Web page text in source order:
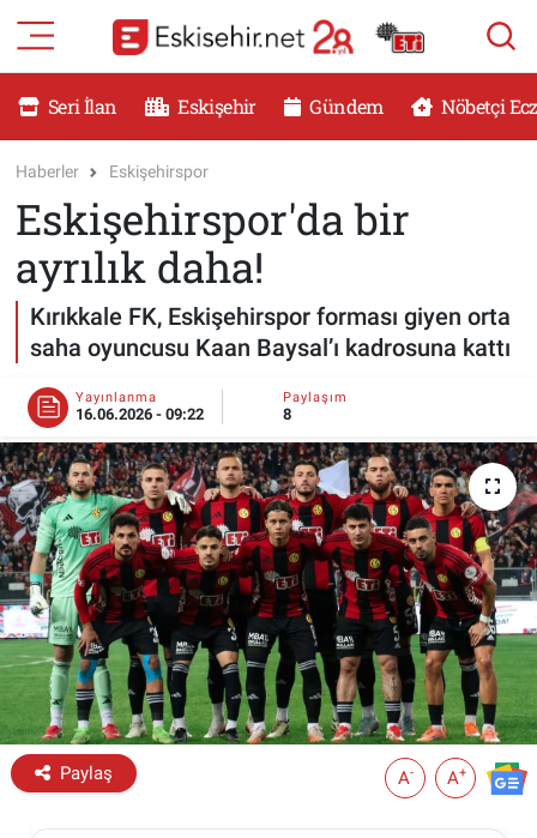
Seri İlan Eskişehir Gündem Nöbetçi
Haberler Eskişehirspor
Eskişehirspor'da bir
ayrılık daha!
Kırıkkale FK, Eskişehirspor forması giyen orta
saha oyuncusu Kaan Baysal’ı kadrosuna kattı
Yayınlanma
16.06.2026 - 09:22
Paylaşım
8
Paylaş A- A+
RESMİ İLANLAR
DÜNYA
SAĞLIK
MAGAZİN
KADIN
TEKNOLOJİ
YEMEK
ESKİŞEHİR NÖBETÇİ ECZANELER
Eskişehir Haber İçerikleri
Eskişehir Hava Durumu
Eskişehir Tramvay Saatleri
Eskişehir Otobüs Saatleri
Eskişehir Nöbetçi Eczaneler
Eskişehir Namaz Vakitleri
Eskişehir Trafik Yoğunluk Haritası
Süper Lig Puan Durumu ve Fikstür
Tüm Manşetler
Son Dakika Haberleri
Haber Arşivi